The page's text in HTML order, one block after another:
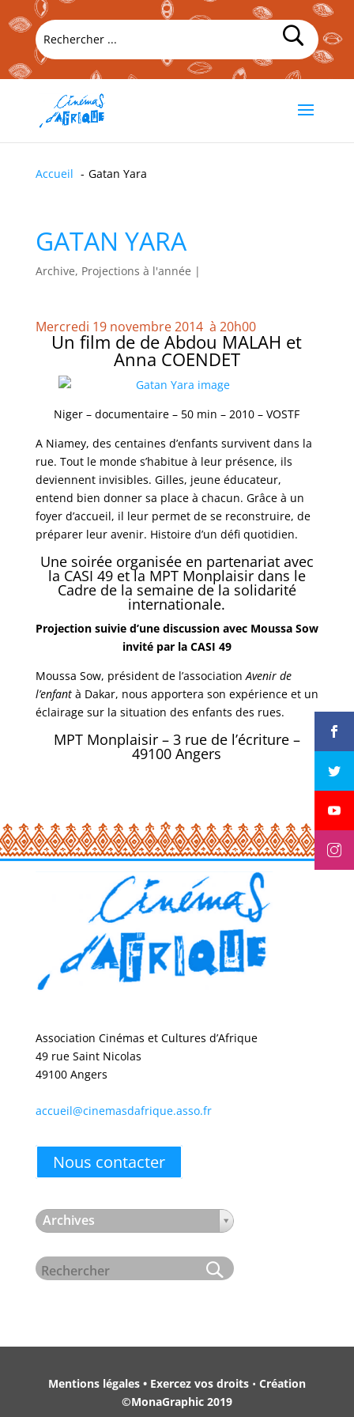
Accueil Gatan Yara
GATAN YARA
Archive, Projections à l'année |
Mercredi 19 novembre 2014 à 20h00
Un film de de Abdou MALAH et
Anna COENDET
Niger – documentaire – 50 min – 2010 – VOSTF
A Niamey, des centaines d’enfants survivent dans la
rue. Tout le monde s’habitue à leur présence, ils
deviennent invisibles. Gilles, jeune éducateur,
entend bien donner sa place à chacun. Grâce à un
foyer d’accueil, il leur permet de se reconstruire, de
préparer leur avenir. Histoire d’un défi quotidien.
Une soirée organisée en partenariat avec
la CASI 49 et la MPT Monplaisir dans le
Cadre de la semaine de la solidarité
internationale.
Projection suivie d’une discussion avec Moussa Sow
invité par la CASI 49
Moussa Sow, président de l’associationAvenir de
l’enfantà Dakar, nous apportera son expérience et un
éclairage sur la situation des enfants des rues.
MPT Monplaisir – 3 rue de l’écriture –
49100 Angers
Association Cinémas et Cultures d’Afrique
49 rue Saint Nicolas
49100 Angers
accueil@cinemasdafrique.asso.fr
Nous contacter
Archives
Mentions légales • Exercez vos droits• Création
©MonaGraphic 2019